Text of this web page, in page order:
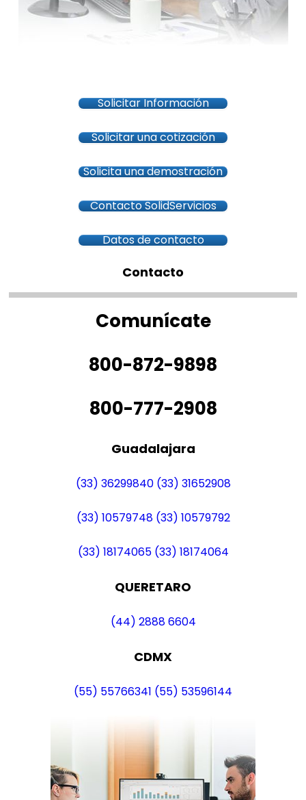
Solicitar Información
Solicitar una cotización
Solicita una demostración
Contacto SolidServicios
Datos de contacto
Contacto
Comunícate
800-872-9898
800-777-2908
Guadalajara
(33) 36299840 (33) 31652908
(33) 10579748 (33) 10579792
(33) 18174065 (33) 18174064
QUERETARO
(44) 2888 6604
CDMX
(55) 55766341 (55) 53596144